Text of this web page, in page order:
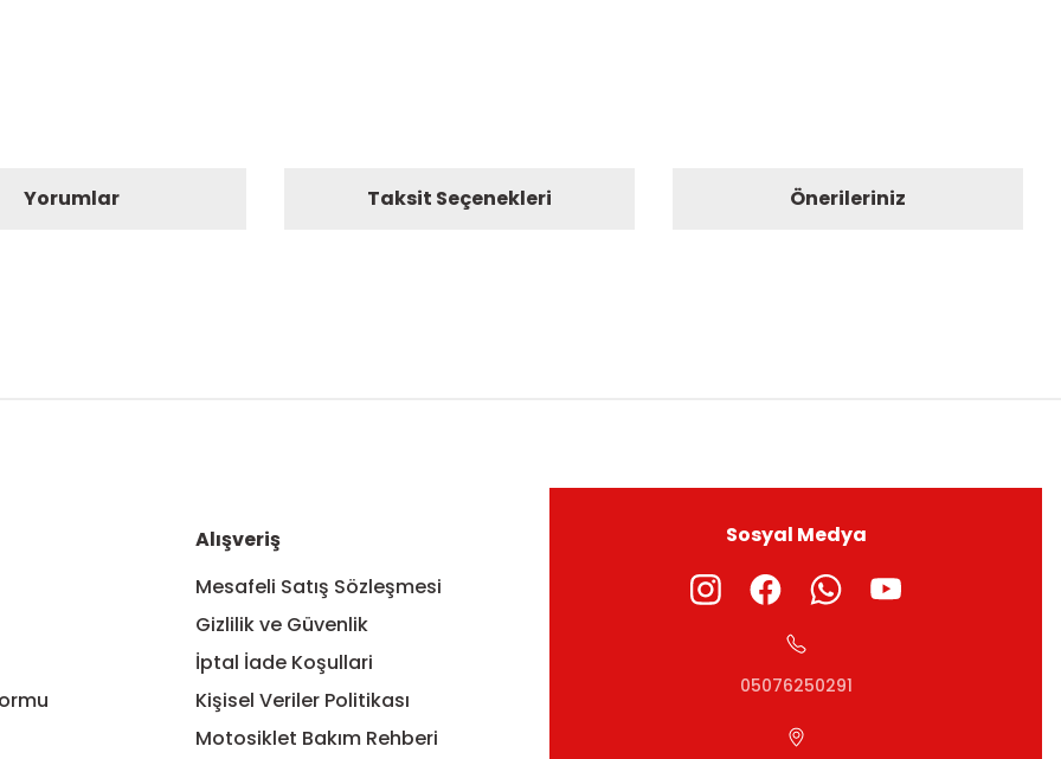
Yorumlar Taksit Seçenekleri Önerileriniz
Alışveriş
Mesafeli Satış Sözleşmesi
Gizlilik ve Güvenlik
İptal İade Koşullari
Kişisel Veriler Politikası
Motosiklet Bakım Rehberi
Sosyal Medya
05076250291